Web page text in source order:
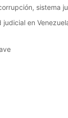
sistema
judicial en